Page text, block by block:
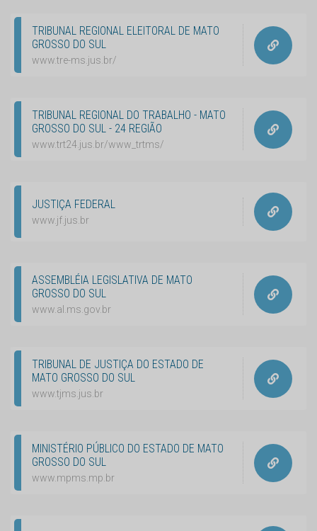
TRIBUNAL REGIONAL ELEITORAL DE MATO
GROSSO DO SUL
www.tre-ms.jus.br/
TRIBUNAL REGIONAL DO TRABALHO - MATO
GROSSO DO SUL - 24 REGIÃO
www.trt24.jus.br/www_trtms/
JUSTIÇA FEDERAL
www.jf.jus.br
ASSEMBLÉIA LEGISLATIVA DE MATO
GROSSO DO SUL
www.al.ms.gov.br
TRIBUNAL DE JUSTIÇA DO ESTADO DE
MATO GROSSO DO SUL
www.tjms.jus.br
MINISTÉRIO PÚBLICO DO ESTADO DE MATO
GROSSO DO SUL
www.mpms.mp.br